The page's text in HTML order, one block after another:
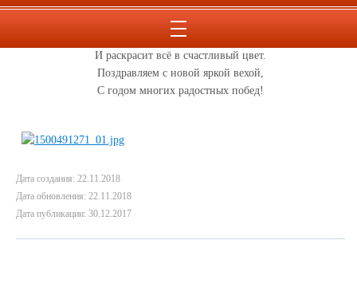
Приглашает в каждый дом гостей.
Он подарит нам улыбки и успехи
И раскрасит всё в счастливый цвет.
Поздравляем с новой яркой вехой,
С годом многих радостных побед!
Дата создания: 22.11.2018
Дата обновления: 22.11.2018
Дата публикации: 30.12.2017